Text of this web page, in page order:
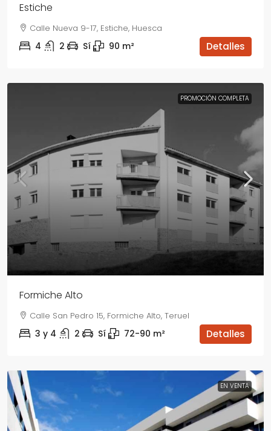
Estiche
Calle Nueva 9-17, Estiche, Huesca
4 2 Sí 90 m² Detalles
PROMOCIÓN COMPLETA
Formiche Alto
Calle San Pedro 15, Formiche Alto, Teruel
3 y 4 2 Sí 72-90 m² Detalles
EN VENTA